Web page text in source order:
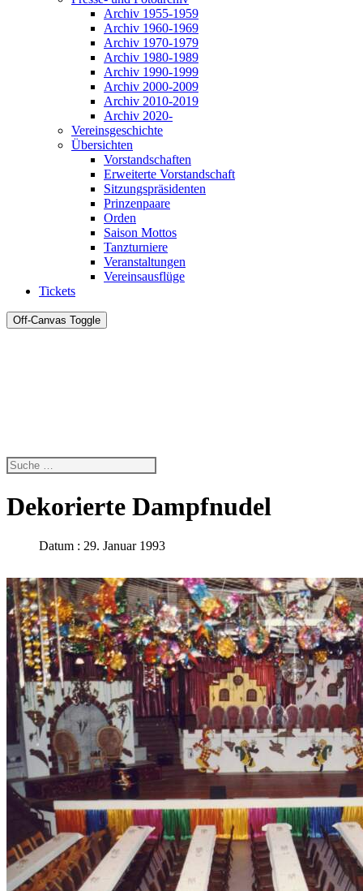
Archiv 1955-1959
Archiv 1960-1969
Archiv 1970-1979
Archiv 1980-1989
Archiv 1990-1999
Archiv 2000-2009
Archiv 2010-2019
Archiv 2020-
Vereinsgeschichte
Übersichten
Vorstandschaften
Erweiterte Vorstandschaft
Sitzungspräsidenten
Prinzenpaare
Orden
Saison Mottos
Tanzturniere
Veranstaltungen
Vereinsausflüge
Tickets
Off-Canvas Toggle
Dekorierte Dampfnudel
Datum : 29. Januar 1993